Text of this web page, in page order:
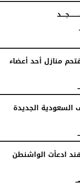
منازل أحد أعضاء
الجديدة
ادعأت الواشنطن